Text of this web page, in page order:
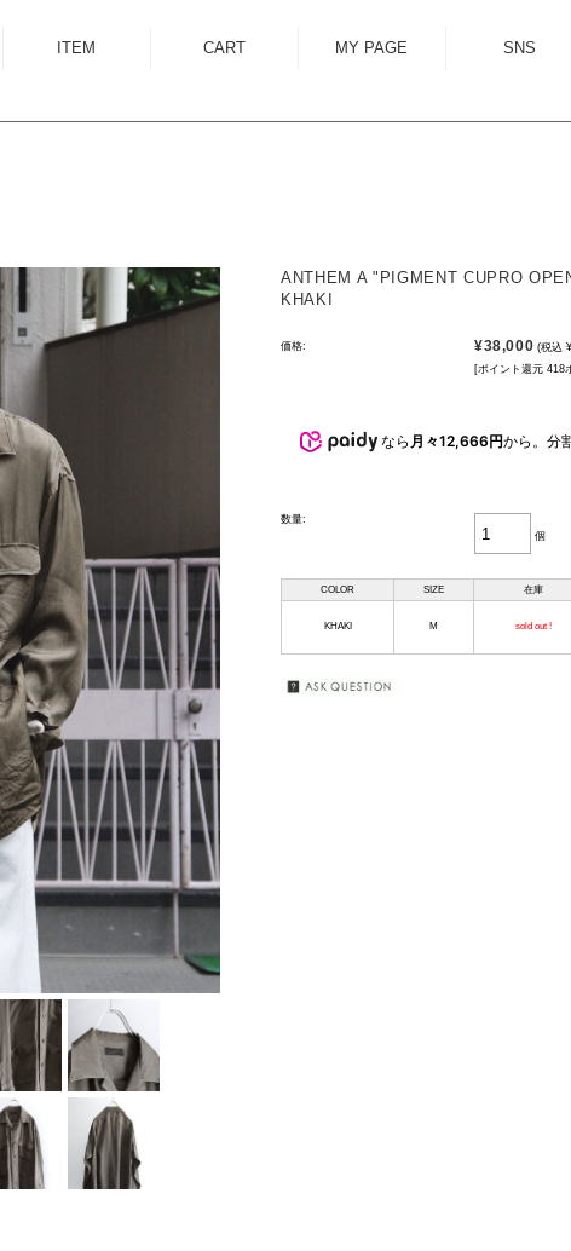
ITEM
CUTSEWN
BOTTOM
HAT/CAP
EYEWEAR
ACCESSORY
BAG
SHOES
GIFT
WRAPPING
SALE
CART MY PAGE SNS
ANTHEM A "PIGMENT CUPRO
KHAKI
価格: ¥38,000 (税込
[ポイント還元 418
なら 月々12,666円から。分
数量:
個
COLOR SIZE 在庫
KHAKI M sold out !